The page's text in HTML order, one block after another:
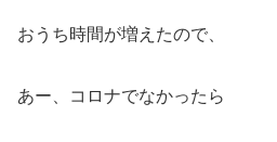
おうち時間が増えたので、
あー、コロナでなかったら